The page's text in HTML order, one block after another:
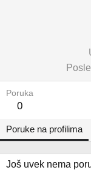
Poruka
0
Poruke na profilima
Još uvek nema